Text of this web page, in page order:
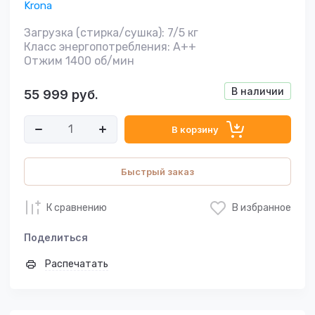
Krona
Загрузка (стирка/сушка): 7/5 кг
Класс энергопотребления: A++
Отжим 1400 об/мин
В наличии
55 999 руб.
В корзину
Быстрый заказ
К сравнению В избранное
Поделиться
Распечатать